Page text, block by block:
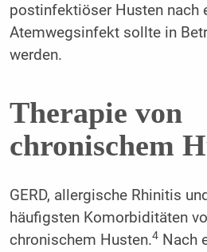
postinfektiöser Husten nach
Atemwegsinfekt sollte in
werden.
Therapie von
chronischem
GERD, allergische Rhinitis
häufigsten Komorbiditäten
chronischem Husten.4Nach